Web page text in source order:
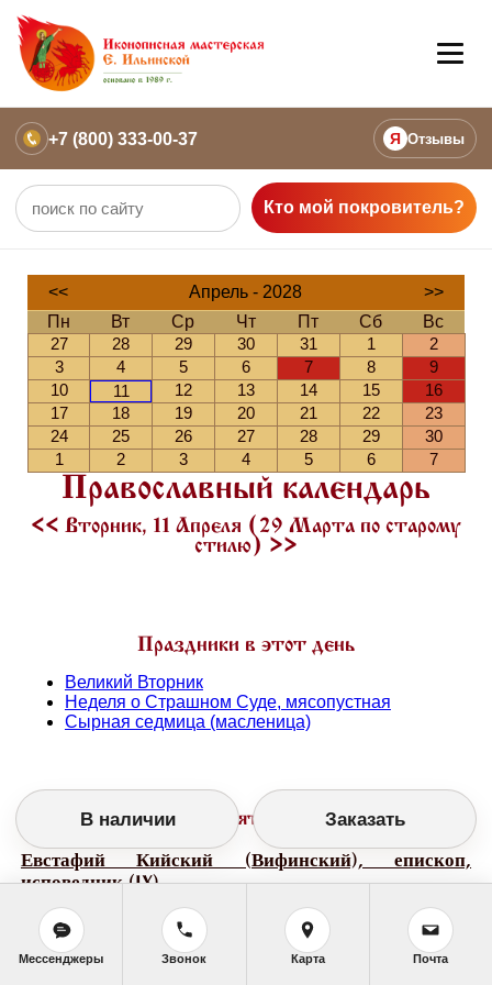
+7 (800) 333-00-37 Я Отзывы
Кто мой покровитель?
<< Апрель - 2028
>>
Пн
Вт Ср Чт Пт Сб
Вс
27
28 29 30 31 1
2
3
4 5 6 7 8
9
10
11 12 13 14 15
16
17
18 19 20 21 22
23
24
25 26 27 28 29
30
1
2 3 4 5 6 7
Православный календарь
<< Вторник, 11 Апреля (29 Марта по старому
стилю) >>
Праздники в этот день
Великий Вторник
Неделя о Страшном Суде, мясопустная
Сырная седмица (масленица)
День памяти святых
Евстафий Кийский (Вифинский), епископ,
исповедник (IX)
В наличии Заказать
Мессенджеры Звонок Карта Почта